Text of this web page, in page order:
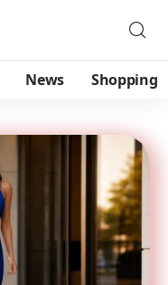
News Shopping